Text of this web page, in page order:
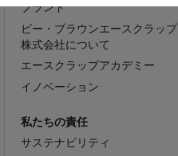
ブランド
ビー・ブラウンエースクラップ
株式会社について
エースクラップアカデミー
イノベーション
私たちの責任
サステナビリティ